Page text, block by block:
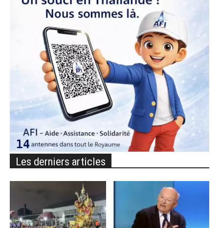
Les derniers articles